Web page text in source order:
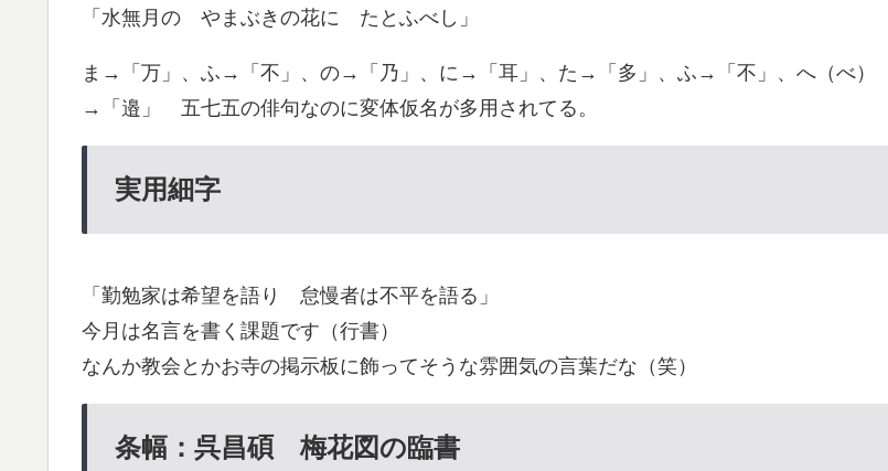
「水無月の やまぶきの花に たとふべし」
ま→「万」、ふ→「不」、の→「乃」、に→「耳」、た→「多」、ふ→「不」、へ（べ）
→「邉」 五七五の俳句なのに変体仮名が多用されてる。
実用細字
「勤勉家は希望を語り 怠慢者は不平を語る」
今月は名言を書く課題です（行書）
なんか教会とかお寺の掲示板に飾ってそうな雰囲気の言葉だな（笑）
条幅：呉昌碩 梅花図の臨書